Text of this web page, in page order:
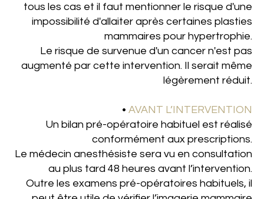
tous les cas et il faut mentionner le risque d'une
impossibilité d'allaiter après certaines plasties
mammaires pour hypertrophie.
Le risque de survenue d'un cancer n'est pas
augmenté par cette intervention. Il serait même
légèrement réduit.
• AVANT L’INTERVENTION
Un bilan pré-opératoire habituel est réalisé
conformément aux prescriptions.
Le médecin anesthésiste sera vu en consultation
au plus tard 48 heures avant l’intervention.
Outre les examens pré-opératoires habituels, il